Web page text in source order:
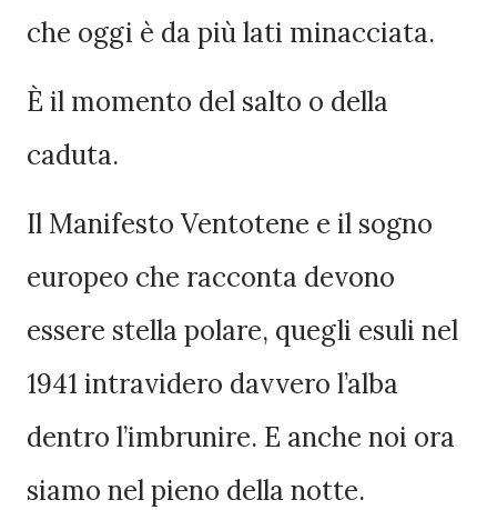
che oggi è da più lati minacciata.
È il momento del salto o della
caduta.
Il Manifesto Ventotene e il sogno
europeo che racconta devono
essere stella polare, quegli esuli nel
1941 intravidero davvero l’alba
dentro l’imbrunire. E anche noi ora
siamo nel pieno della notte.